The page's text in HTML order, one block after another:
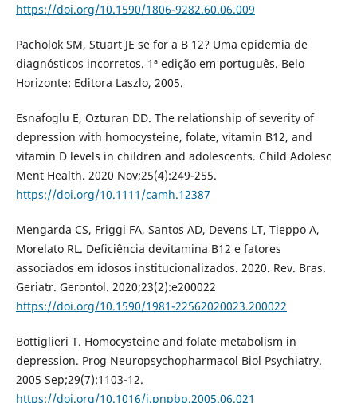
https://doi.org/10.1590/1806-9282.60.06.009
Pacholok SM, Stuart JE se for a B 12? Uma epidemia de
diagnósticos incorretos. 1ª edição em português. Belo
Horizonte: Editora Laszlo, 2005.
Esnafoglu E, Ozturan DD. The relationship of severity of
depression with homocysteine, folate, vitamin B12, and
vitamin D levels in children and adolescents. Child Adolesc
Ment Health. 2020 Nov;25(4):249-255.
https://doi.org/10.1111/camh.12387
Mengarda CS, Friggi FA, Santos AD, Devens LT, Tieppo A,
Morelato RL. Deficiência devitamina B12 e fatores
associados em idosos institucionalizados. 2020. Rev. Bras.
Geriatr. Gerontol. 2020;23(2):e200022
https://doi.org/10.1590/1981-22562020023.200022
Bottiglieri T. Homocysteine and folate metabolism in
depression. Prog Neuropsychopharmacol Biol Psychiatry.
2005 Sep;29(7):1103-12.
https://doi.org/10.1016/j.pnpbp.2005.06.021